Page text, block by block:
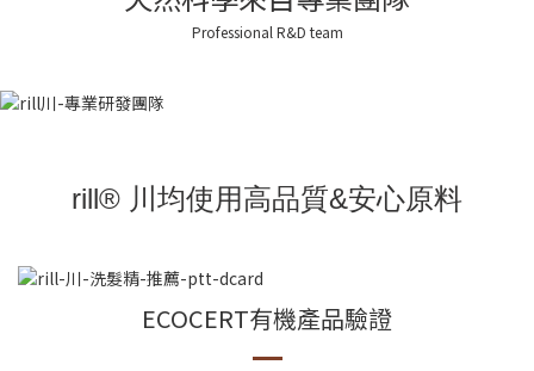
Professional R&D team
rill® 川均使用高品質&安心原料
ECOCERT有機產品驗證